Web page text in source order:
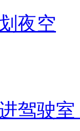
夜空
驾驶